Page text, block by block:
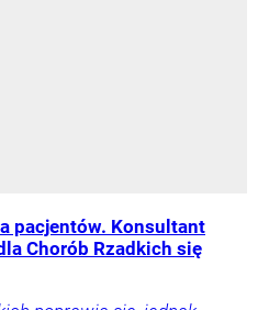
pacjentów. Konsultant
Chorób Rzadkich się